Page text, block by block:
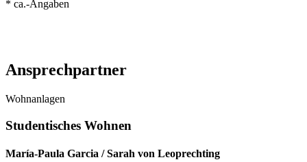
* ca.-Angaben
Ansprechpartner
Wohnanlagen
Studentisches Wohnen
María-Paula Garcia / Sarah von Leoprechting